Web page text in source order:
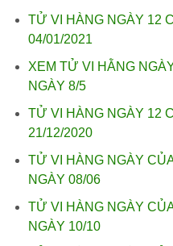
TỬ VI HÀNG NGÀY 12
04/01/2021
XEM TỬ VI HẰNG
NGÀY 8/5
TỬ VI HÀNG NGÀY 12
21/12/2020
TỬ VI HÀNG NGÀY
NGÀY 08/06
TỬ VI HÀNG NGÀY
NGÀY 10/10